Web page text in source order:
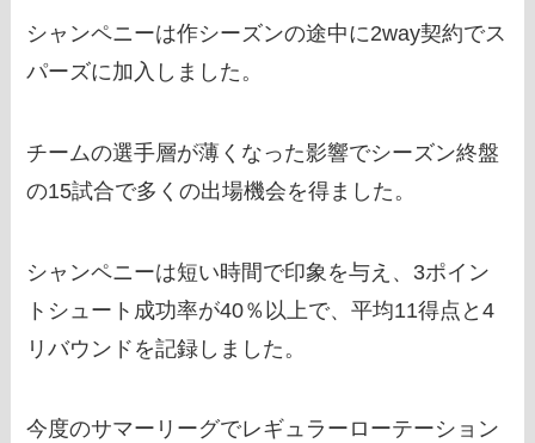
シャンペニーは作シーズンの途中に2way契約でス
パーズに加入しました。
チームの選手層が薄くなった影響でシーズン終盤
の15試合で多くの出場機会を得ました。
シャンペニーは短い時間で印象を与え、3ポイン
トシュート成功率が40％以上で、平均11得点と4
リバウンドを記録しました。
今度のサマーリーグでレギュラーローテーション